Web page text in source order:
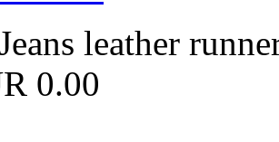
leather
0.00